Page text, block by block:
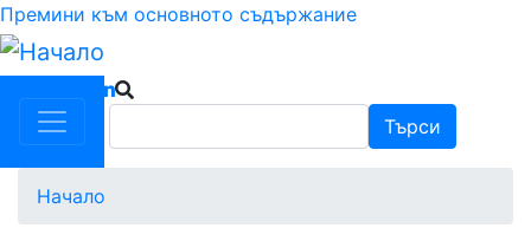
Премини към основното съдържание
Търси
Начало